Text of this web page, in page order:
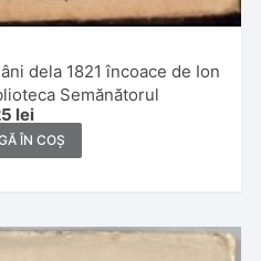
dela 1821 încoace de Ion
Semănătorul
lei
ÎN COȘ